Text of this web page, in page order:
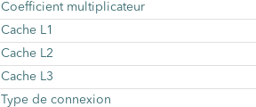
Coefficient multiplicateur
Cache L1
Cache L2
Cache L3
Type de connexion